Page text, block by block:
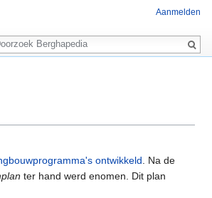
ontwikkeld . Na de
ter hand werd enomen. Dit plan
Aanmelden